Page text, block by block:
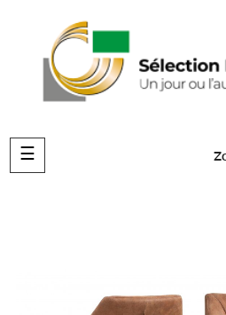
Toggle
navigation
☰